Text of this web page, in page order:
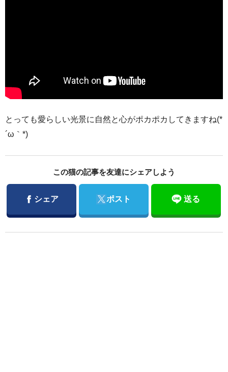
とっても愛らしい光景に自然と心がポカポカしてきますね(*
´ω｀*)
この猫の記事を友達にシェアしよう
Facebook
シェア Twitter
ポスト 送る